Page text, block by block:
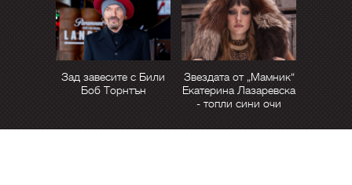
Зад завесите с Били
Боб Торнтън
Звездата от „Мамник“
Екатерина Лазаревска
- топли сини очи